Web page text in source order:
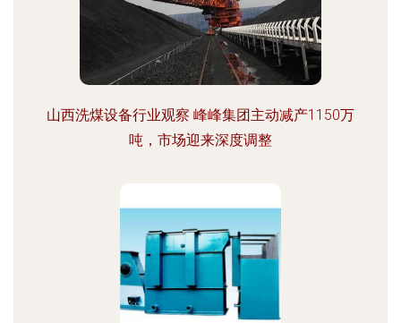
山西洗煤设备行业观察 峰峰集团主动减产1150万
吨，市场迎来深度调整